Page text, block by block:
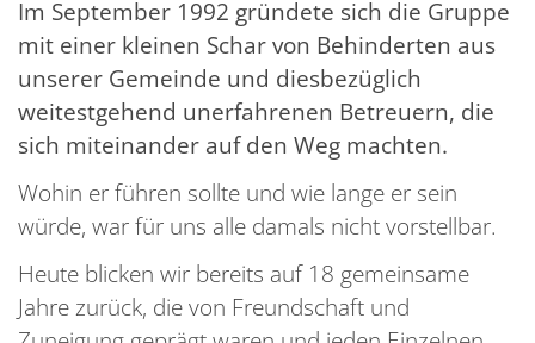
Im September 1992 gründete sich die Gruppe
mit einer kleinen Schar von Behinderten aus
unserer Gemeinde und diesbezüglich
weitestgehend unerfahrenen Betreuern, die
sich miteinander auf den Weg machten.
Wohin er führen sollte und wie lange er sein
würde, war für uns alle damals nicht vorstellbar.
Heute blicken wir bereits auf 18 gemeinsame
Jahre zurück, die von Freundschaft und